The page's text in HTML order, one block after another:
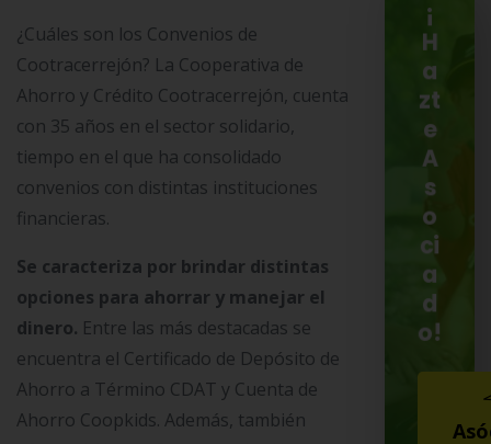
¿Cuáles son los Convenios de
Cootracerrejón? La Cooperativa de
Ahorro y Crédito Cootracerrejón, cuenta
con 35 años en el sector solidario,
tiempo en el que ha consolidado
convenios con distintas instituciones
financieras.
Se caracteriza por brindar distintas
opciones para ahorrar y manejar el
dinero. Entre las más destacadas se
encuentra el Certificado de Depósito de
Ahorro a Término CDAT y Cuenta de
Ahorro Coopkids. Además, también
¡
H
a
zt
e
A
s
o
ci
a
d
o!